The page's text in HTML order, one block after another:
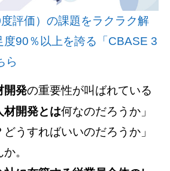
評価）の課題をラクラク解
度90％以上を誇る「CBASE 3
ら
開発の重要性が叫ばれている
材開発とは何なのだろうか」
どうすればいいのだろうか」
。